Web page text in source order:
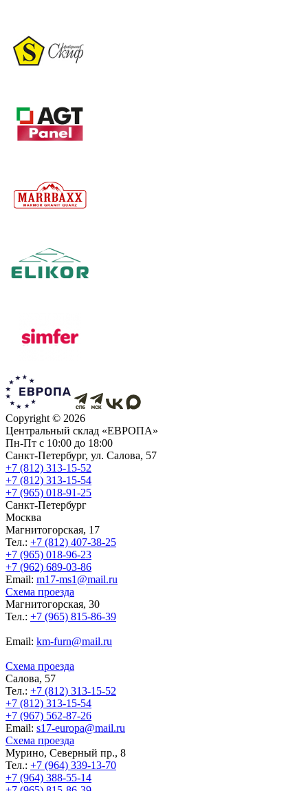
Copyright © 2026
Центральный склад «ЕВРОПА»
Пн-Пт с 10:00 до 18:00
Санкт-Петербург, ул. Салова, 57
+7 (812) 313-15-52
+7 (812) 313-15-54
+7 (965) 018-91-25
Санкт-Петербург
Москва
Магнитогорская, 17
Тел.: +7 (812) 407-38-25
+7 (965) 018-96-23
+7 (962) 689-03-86
Еmail: m17-ms1@mail.ru
Схема проезда
Магнитогорская, 30
Тел.: +7 (965) 815-86-39
Еmail: km-furn@mail.ru
Схема проезда
Салова, 57
Тел.: +7 (812) 313-15-52
+7 (812) 313-15-54
+7 (967) 562-87-26
Еmail: s17-europa@mail.ru
Схема проезда
Мурино, Северный пр., 8
Тел.: +7 (964) 339-13-70
+7 (964) 388-55-14